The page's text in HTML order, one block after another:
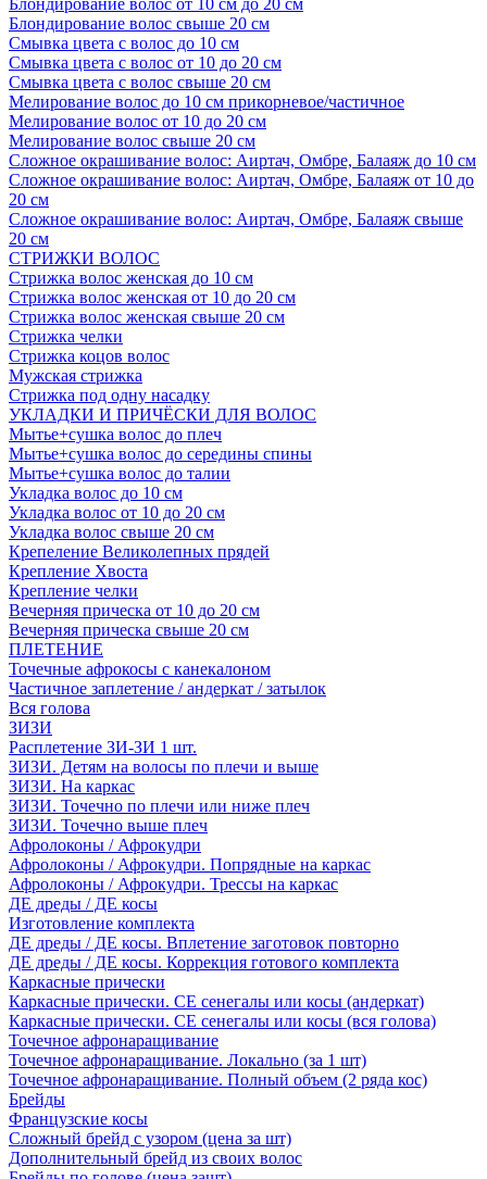
Блондирование волос от 10 см до 20 см
Блондирование волос свыше 20 см
Смывка цвета с волос до 10 см
Смывка цвета с волос от 10 до 20 см
Смывка цвета с волос свыше 20 см
Мелирование волос до 10 см прикорневое/частичное
Мелирование волос от 10 до 20 см
Мелирование волос свыше 20 см
Сложное окрашивание волос: Аиртач, Омбре, Балаяж до 10 см
Сложное окрашивание волос: Аиртач, Омбре, Балаяж от 10 до
20 см
Сложное окрашивание волос: Аиртач, Омбре, Балаяж свыше
20 см
СТРИЖКИ ВОЛОС
Стрижка волос женская до 10 см
Стрижка волос женская от 10 до 20 см
Стрижка волос женская свыше 20 см
Стрижка челки
Стрижка коцов волос
Мужская стрижка
Стрижка под одну насадку
УКЛАДКИ И ПРИЧЁСКИ ДЛЯ ВОЛОС
Мытье+сушка волос до плеч
Мытье+сушка волос до середины спины
Мытье+сушка волос до талии
Укладка волос до 10 см
Укладка волос от 10 до 20 см
Укладка волос свыше 20 см
Крепеление Великолепных прядей
Крепление Хвоста
Крепление челки
Вечерняя прическа от 10 до 20 см
Вечерняя прическа свыше 20 см
ПЛЕТЕНИЕ
Точечные афрокосы с канекалоном
Частичное заплетение / андеркат / затылок
Вся голова
ЗИЗИ
Расплетение ЗИ-ЗИ 1 шт.
ЗИЗИ. Детям на волосы по плечи и выше
ЗИЗИ. На каркас
ЗИЗИ. Точечно по плечи или ниже плеч
ЗИЗИ. Точечно выше плеч
Афролоконы / Афрокудри
Афролоконы / Афрокудри. Попрядные на каркас
Афролоконы / Афрокудри. Трессы на каркас
ДЕ дреды / ДЕ косы
Изготовление комплекта
ДЕ дреды / ДЕ косы. Вплетение заготовок повторно
ДЕ дреды / ДЕ косы. Коррекция готового комплекта
Каркасные прически
Каркасные прически. СЕ сенегалы или косы (андеркат)
Каркасные прически. СЕ сенегалы или косы (вся голова)
Точечное афронаращивание
Точечное афронаращивание. Локально (за 1 шт)
Точечное афронаращивание. Полный объем (2 ряда кос)
Брейды
Французские косы
Сложный брейд с узором (цена за шт)
Дополнительный брейд из своих волос